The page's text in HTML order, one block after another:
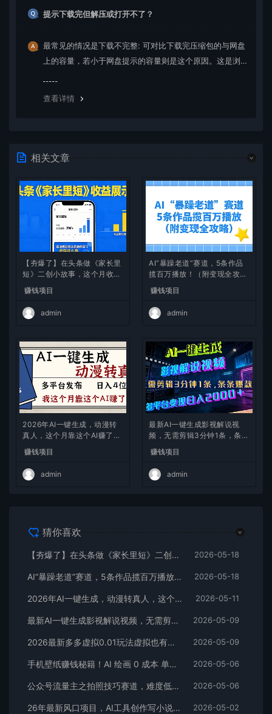
提示下载完但解压或打开不了？
最常见的情况是下载不完整: 可对比下载完压缩包的与网盘
上的容量，若小于网盘提示的容量则是这个原因。这是浏
查看详情
相关文章
【夯爆了】在头条做《家长里
短》二创小故事，这个月收益
2w+
赚钱项目
admin
AI“暴躁老道”赛道，5条作品
揽百万播放！（附变现全攻
略）
赚钱项目
admin
2026年AI一键生成，动漫转
真人，这个月靠这个AI赚了2
赚钱项目
admin
最新AI一键生成影视解说视
频，无需剪辑3分钟1条，条条
+
赚钱项目
admin
猜你喜欢
【夯爆了】在头条做《家长里短》二创小故事，这个月收益2w+ 2026-05-18
AI“暴躁老道”赛道，5条作品揽百万播放！（附变现全攻略） 2026-05-18
2026年AI一键生成，动漫转真人，这个月靠这个AI赚了2W+ 2026-05-11
最新AI一键生成影视解说视频，无需剪辑3分钟1条，条条爆款，多平台变现日入2000+ 2026-05-09
2026最新多多虚拟0.01玩法虚拟也有新门路轻松日入2500! 2026-05-09
手机壁纸赚钱秘籍！AI 绘画 0 成本 单店狂销 3.8 万单 2026-05-06
公众号流量主之拍照技巧赛道，难度低+流量大，起号第一篇就爆了10w阅读！ 2026-05-06
26年最新风口项目，AI工具创作写小说，轻松实现日入1000+ 2026-05-02